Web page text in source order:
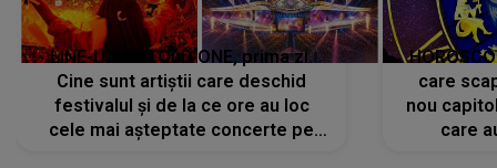
LINE-UP UNTOLD ONE, prima zi.
Cine sunt artiștii care deschid
festivalul și de la ce ore au loc
cele mai așteptate concerte pe
care
nou
care